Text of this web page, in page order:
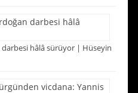
darbesi hâlâ sürüyor | Hüseyin